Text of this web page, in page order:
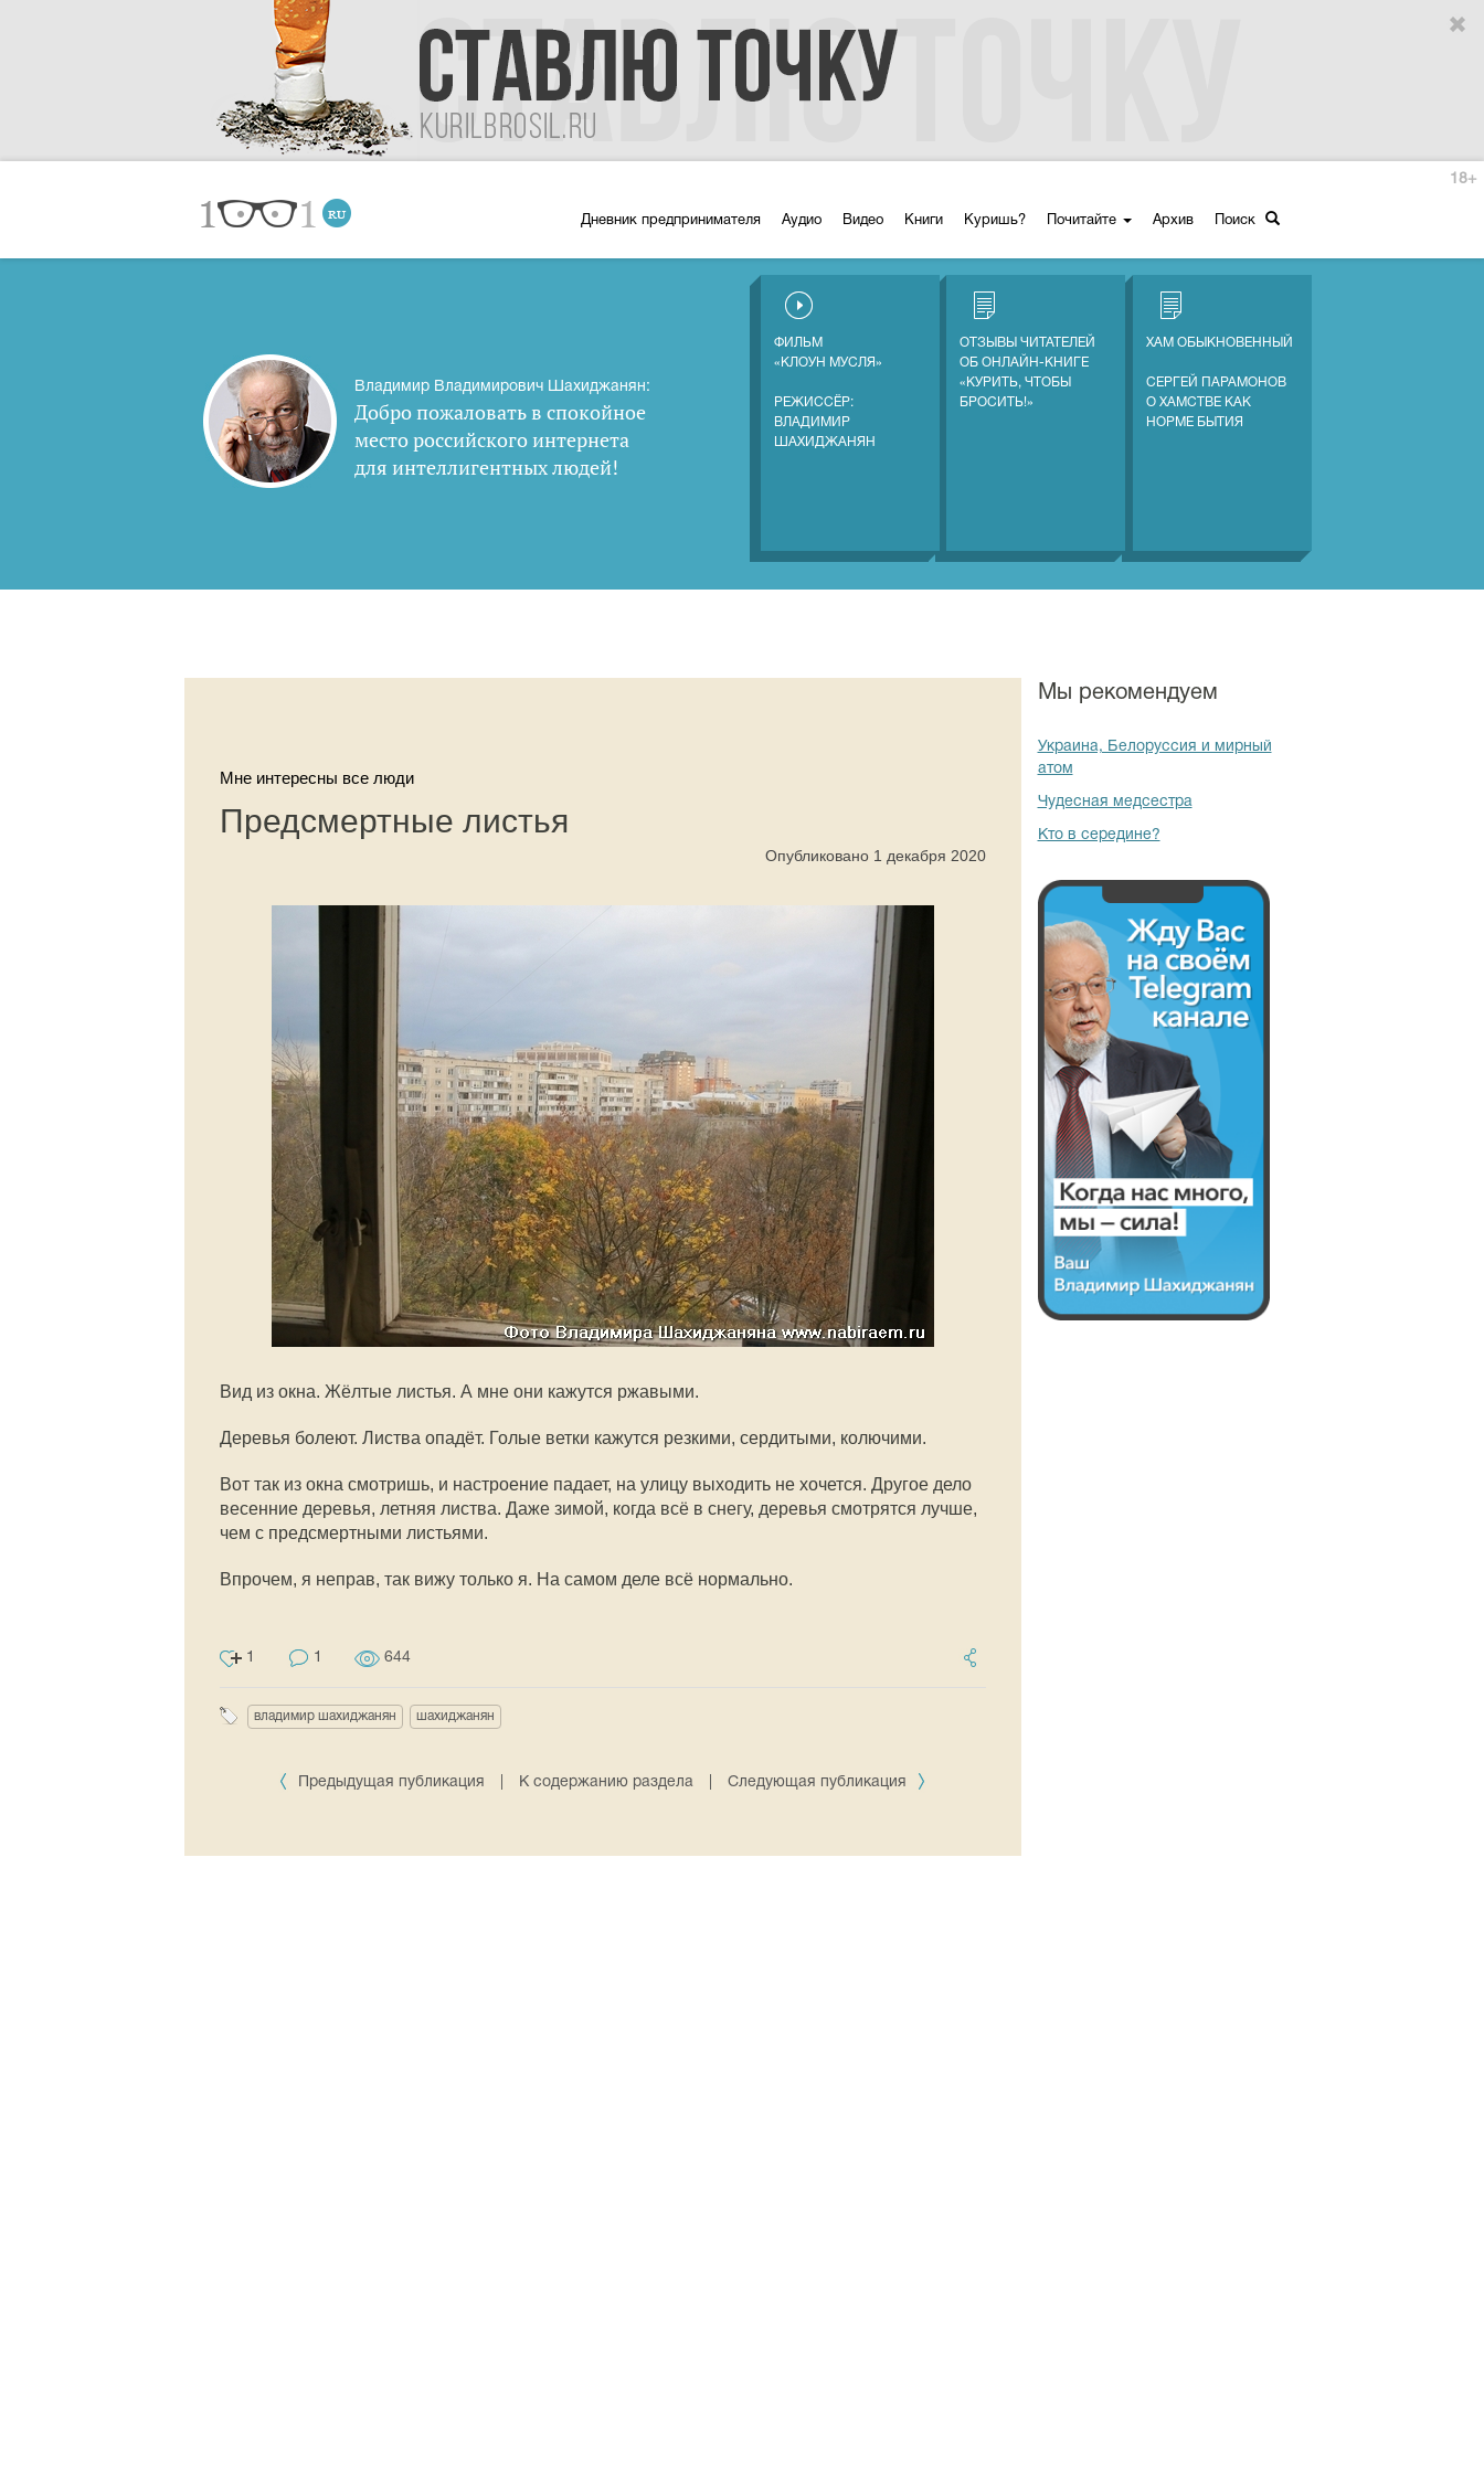
Дневник предпринимателя Аудио Видео Книги Куришь? Почитайте Архив Поиск
18+
Владимир Владимирович Шахиджанян:
Добро пожаловать в спокойное
место российского интернета
для интеллигентных людей!
ФИЛЬМ
«КЛОУН МУСЛЯ»
РЕЖИССЁР:
ВЛАДИМИР
ШАХИДЖАНЯН
ОТЗЫВЫ ЧИТАТЕЛЕЙ
ОБ ОНЛАЙН-КНИГЕ
«КУРИТЬ, ЧТОБЫ
БРОСИТЬ!»
ХАМ ОБЫКНОВЕННЫЙ
СЕРГЕЙ ПАРАМОНОВ
О ХАМСТВЕ КАК
НОРМЕ БЫТИЯ
Мне интересны все люди
Предсмертные листья
Опубликовано 1 декабря 2020
Вид из окна. Жёлтые листья. А мне они кажутся ржавыми.
Деревья болеют. Листва опадёт. Голые ветки кажутся резкими, сердитыми, колючими.
Вот так из окна смотришь, и настроение падает, на улицу выходить не хочется. Другое дело
весенние деревья, летняя листва. Даже зимой, когда всё в снегу, деревья смотрятся лучше,
чем с предсмертными листьями.
Впрочем, я неправ, так вижу только я. На самом деле всё нормально.
1 1 644
владимир шахиджанян шахиджанян
Предыдущая публикация К содержанию раздела Следующая публикация
Мы рекомендуем
Украина, Белоруссия и мирный
атом
Чудесная медсестра
Кто в середине?